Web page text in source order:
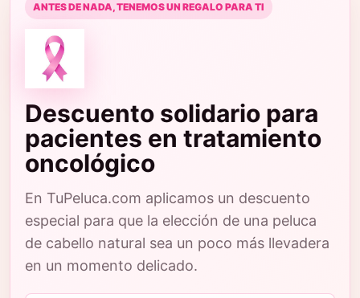
ANTES DE NADA, TENEMOS UN REGALO PARA TI
Descuento solidario para
pacientes en tratamiento
oncológico
En TuPeluca.com aplicamos un descuento
especial para que la elección de una peluca
de cabello natural sea un poco más llevadera
en un momento delicado.